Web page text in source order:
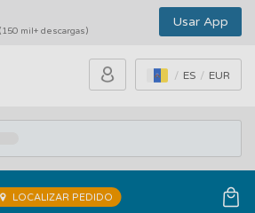
(150 mil+ descargas)
Usar App
ES EUR
LOCALIZAR PEDIDO